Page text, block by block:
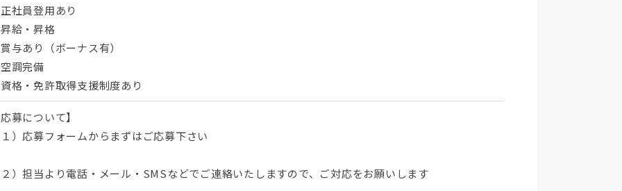
社員登用あり
給・昇格
与あり（ボーナス有）
調完備
格・免許取得支援制度あり
募について】
）応募フォームからまずはご応募下さい
）担当より電話・メール・SMSなどでご連絡いたしますので、ご対応をお願いします